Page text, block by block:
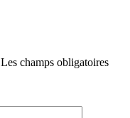
Les champs obligatoires